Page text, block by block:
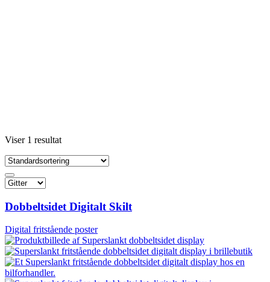
Viser 1 resultat
Dobbeltsidet Digitalt Skilt
Digital fritstående poster